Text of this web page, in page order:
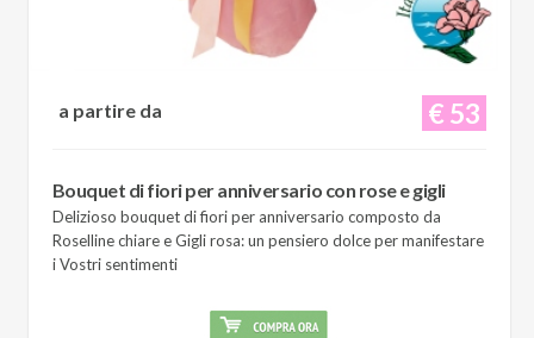
€ 53
a partire da
Bouquet di fiori per anniversario con rose e gigli
Delizioso bouquet di fiori per anniversario composto da
Roselline chiare e Gigli rosa: un pensiero dolce per manifestare
i Vostri sentimenti